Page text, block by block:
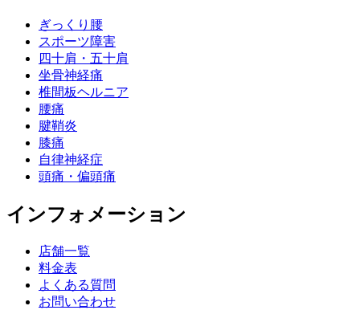
ぎっくり腰
スポーツ障害
四十肩・五十肩
坐骨神経痛
椎間板ヘルニア
腰痛
腱鞘炎
膝痛
自律神経症
頭痛・偏頭痛
インフォメーション
店舗一覧
料金表
よくある質問
お問い合わせ